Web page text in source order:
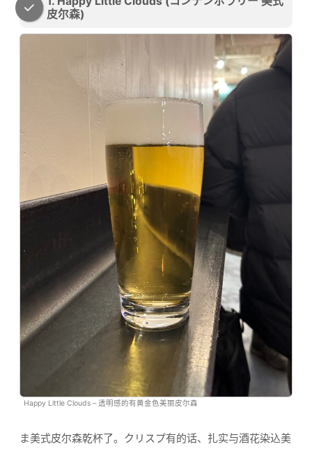
皮尔森)
Happy Little Clouds – 透明感的有黄金色美丽皮尔森
ま美式皮尔森乾杯了。クリスプ有的话、扎实与酒花染込美